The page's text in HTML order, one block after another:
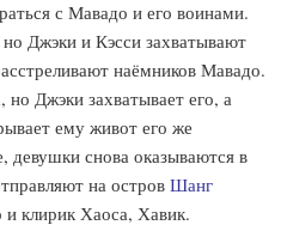
с Мавадо и его воинами.
Джэки и Кэсси захватывают
наёмников Мавадо.
но Джэки захватывает его, а
ему живот его же
снова оказываются в
на островШанг
и клирик Хаоса, Хавик.